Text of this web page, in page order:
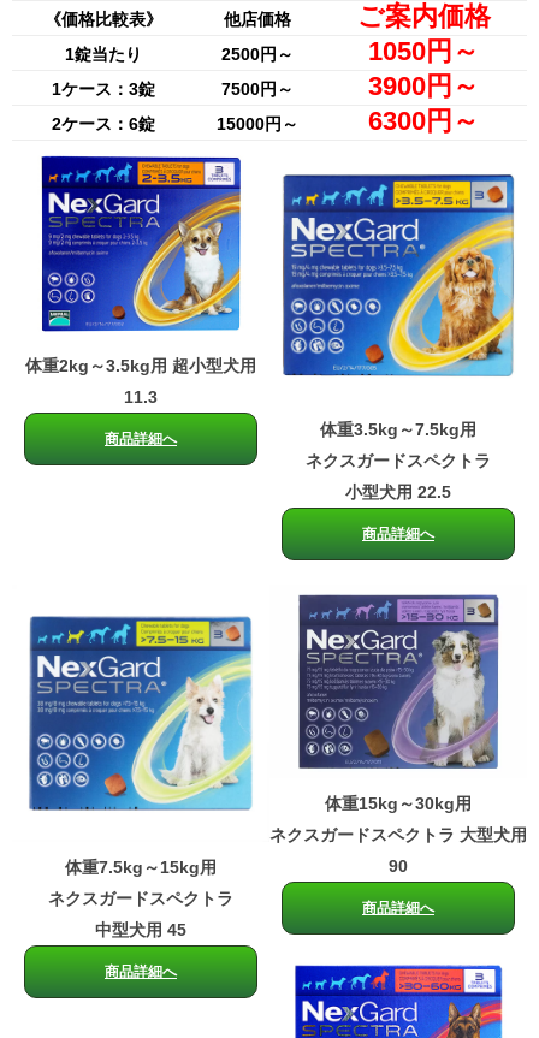
《価格比較表》
他店価格 ご案内価格
1錠当たり 2500円～ 1050円～
1ケース：3錠 7500円～ 3900円～
2ケース：6錠 15000円～ 6300円～
体重2kg～3.5kg用 超小型犬用
11.3
商品詳細へ
体重3.5kg～7.5kg用
ネクスガードスペクトラ
小型犬用 22.5
商品詳細へ
体重7.5kg～15kg用
ネクスガードスペクトラ
中型犬用 45
商品詳細へ
体重15kg～30kg用
ネクスガードスペクトラ 大型犬用
90
商品詳細へ